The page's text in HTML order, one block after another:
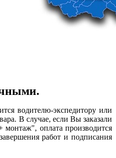
водителю-экспедитору или
В случае, если Вы заказали
оплата производится
работ и подписания